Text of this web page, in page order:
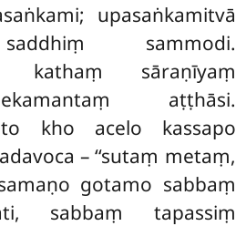
upasaṅkamitvā
sammodi.
kathaṃ sāraṇīyaṃ
aṭṭhāsi.
kho acelo kassapo
– ‘‘sutaṃ metaṃ,
gotamo sabbaṃ
sabbaṃ tapassiṃ